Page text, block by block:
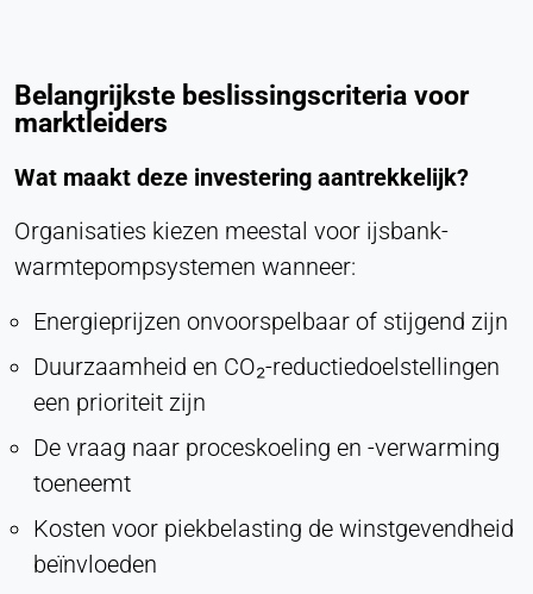
Belangrijkste beslissingscriteria voor
marktleiders
Wat maakt deze investering aantrekkelijk?
Organisaties kiezen meestal voor ijsbank-
warmtepompsystemen wanneer:
Energieprijzen onvoorspelbaar of stijgend zijn
Duurzaamheid en CO₂-reductiedoelstellingen
een prioriteit zijn
De vraag naar proceskoeling en -verwarming
toeneemt
Kosten voor piekbelasting de winstgevendheid
beïnvloeden